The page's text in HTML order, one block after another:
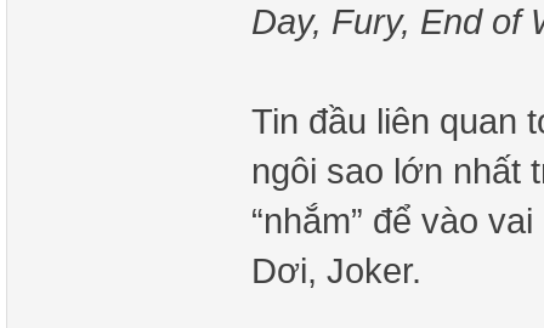
Day, Fury, End of
Tin đầu liên quan
ngôi sao lớn nhất
“nhắm” để vào
Dơi, Joker.